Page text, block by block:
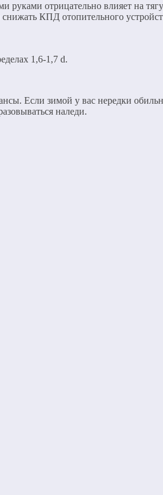
отрицательно влияет на
КПД отопительного
1,6-1,7 d.
Если зимой у вас нередки
наледи.